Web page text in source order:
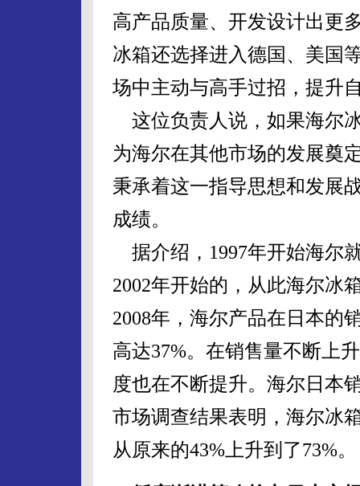
高产品质量、开发设计出更
冰箱还选择进入德国、美国
场中主动与高手过招，提升
这位负责人说，如果海尔
为海尔在其他市场的发展奠
秉承着这一指导思想和发展
成绩。
据介绍，1997年开始海尔
2002年开始的，从此海尔冰
2008年，海尔产品在日本的
高达37%。在销售量不断上
度也在不断提升。海尔日本
市场调查结果表明，海尔冰
从原来的43%上升到了73%。